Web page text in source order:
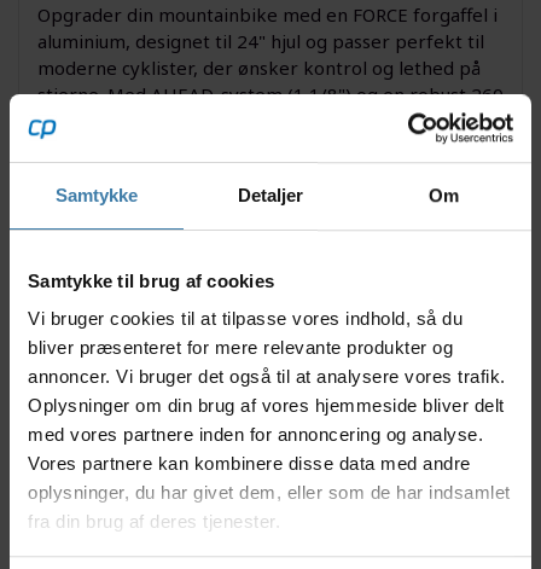
Samtykke Detaljer Om
Samtykke til brug af cookies
Vi bruger cookies til at tilpasse vores indhold, så du
bliver præsenteret for mere relevante produkter og
annoncer. Vi bruger det også til at analysere vores trafik.
Oplysninger om din brug af vores hjemmeside bliver delt
med vores partnere inden for annoncering og analyse.
Vores partnere kan kombinere disse data med andre
oplysninger, du har givet dem, eller som de har indsamlet
fra din brug af deres tjenester.
Opgrader din mountainbike med en FORCE forgaffel i
aluminium, designet til 24" hjul og passer perfekt til
moderne cyklister, der ønsker kontrol og lethed på
stierne. Med AHEAD-system (1 1/8") og en robust 260
mm styrerørslængde tilbyder denne forgaffel
stabilitet i selv de mest krævende terræner. Takket
ideel balance mellem lav vægt og slidstyrke, og
konstruktionen er særligt velegnet til brug af
til rådighed.
Nyttige facts
Letvægtskonstruktion i aluminium sikrer bedre
manøvredygtighed
Designet til mountainbikes med 24” hjul
Kompatibel med AHEAD-stem (1 1/8”)
Styrerørslængde på 260 mm - ideel til dig, der
ønsker tilpasning
Bremsefæste til disc gør den velegnet til
moderne bremseteknologi